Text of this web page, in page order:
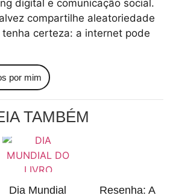
digital e comunicação social.
compartilhe aleatoriedade
certeza: a internet pode
por mim
TAMBÉM
Dia Mundial
Resenha: A